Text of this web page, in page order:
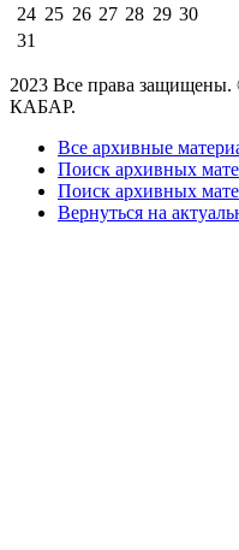
24 25 26 27 28 29 30
31
2023 Все права
КАБАР.
Все архивные
Поиск архивных
Поиск архивных
Вернуться на